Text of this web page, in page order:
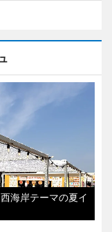
海岸テーマの夏イ